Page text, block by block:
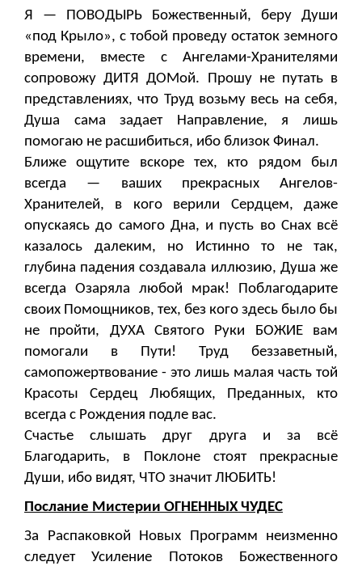
Я — ПОВОДЫРЬ Божественный, беру Души
«под Крыло», с тобой проведу остаток земного
времени, вместе с Ангелами-Хранителями
сопровожу ДИТЯ ДОМой. Прошу не путать в
представлениях, что Труд возьму весь на себя,
Душа сама задает Направление, я лишь
помогаю не расшибиться, ибо близок Финал.
Ближе ощутите вскоре тех, кто рядом был
всегда — ваших прекрасных Ангелов-
Хранителей, в кого верили Сердцем, даже
опускаясь до самого Дна, и пусть во Снах всё
казалось далеким, но Истинно то не так,
глубина падения создавала иллюзию, Душа же
всегда Озаряла любой мрак! Поблагодарите
своих Помощников, тех, без кого здесь было бы
не пройти, ДУХА Святого Руки БОЖИЕ вам
помогали в Пути! Труд беззаветный,
самопожертвование - это лишь малая часть той
Красоты Сердец Любящих, Преданных, кто
всегда с Рождения подле вас.
Счастье слышать друг друга и за всё
Благодарить, в Поклоне стоят прекрасные
Души, ибо видят, ЧТО значит ЛЮБИТЬ!
Послание Мистерии ОГНЕННЫХ ЧУДЕС
За Распаковкой Новых Программ неизменно
следует Усиление Потоков Божественного